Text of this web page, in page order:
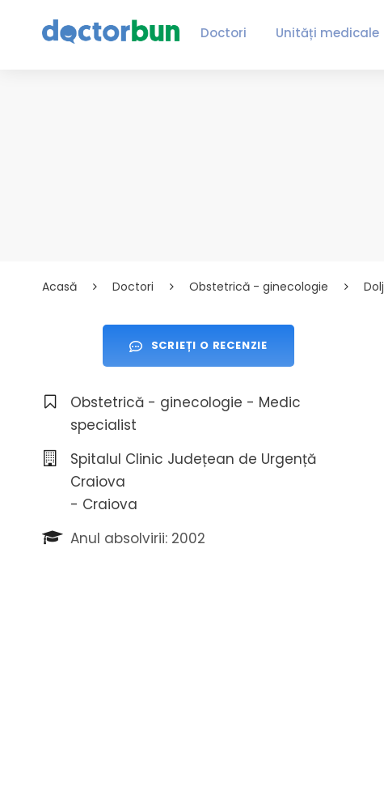
Doctori Unități medicale
Acasă Doctori Obstetrică - ginecologie Dolj
SCRIEȚI O RECENZIE
Obstetrică - ginecologie - Medic
specialist
Spitalul Clinic Județean de Urgență
Craiova
- Craiova
Anul absolvirii: 2002